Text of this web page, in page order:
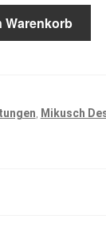
Warenkorb
Mikusch